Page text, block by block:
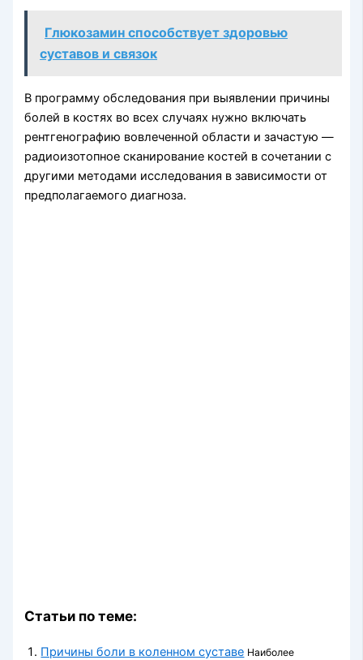
Глюкозамин способствует здоровью
суставов и связок
В программу обследования при выявлении причины
болей в костях во всех случаях нужно включать
рентгенографию вовлеченной области и зачастую —
радиоизотопное сканирование костей в сочетании с
другими методами исследования в зависимости от
предполагаемого диагноза.
Статьи по теме:
Причины боли в коленном суставе Наиболее